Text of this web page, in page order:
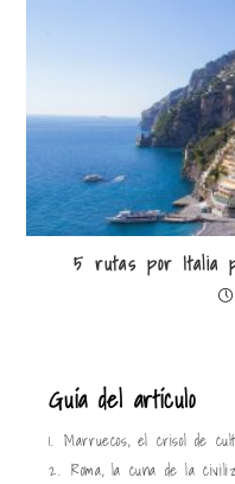
5 rutas por Italia
Guía del artículo
1. Marruecos, el crisol de
2. Roma, la cuna de la